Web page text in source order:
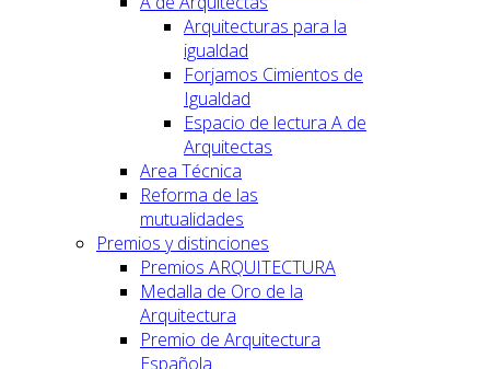
Arquitecturas para la
igualdad
Forjamos Cimientos de
Igualdad
Espacio de lectura A de
Arquitectas
Area Técnica
Reforma de las
mutualidades
Premios y distinciones
Premios ARQUITECTURA
Medalla de Oro de la
Arquitectura
Premio de Arquitectura
Española